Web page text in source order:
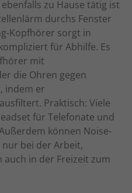
zu Hause tätig ist
durchs Fenster
Kopfhörer sorgt in
für Abhilfe. Es
mit
die Ohren gegen
indem er
Praktisch: Viele
für Telefonate und
können Noise-
bei der Arbeit,
in der Freizeit zum
Media-Plattformen werden
von externen Medien akzeptiert
keiner manuellen
anzeigen
Datenschutzerklärung Impressum